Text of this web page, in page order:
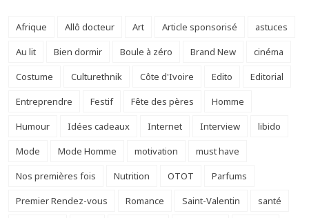
Afrique Allô docteur Art Article sponsorisé
astuces
Au lit
Bien dormir Boule à zéro Brand New
cinéma
Costume
Culturethnik Côte d'Ivoire Edito
Editorial
Entreprendre
Festif Fête des pères
Homme
Humour
Idées cadeaux Internet Interview
libido
Mode
Mode Homme motivation
must have
Nos premières fois
Nutrition OTOT
Parfums
Premier Rendez-vous
Romance Saint-Valentin
santé